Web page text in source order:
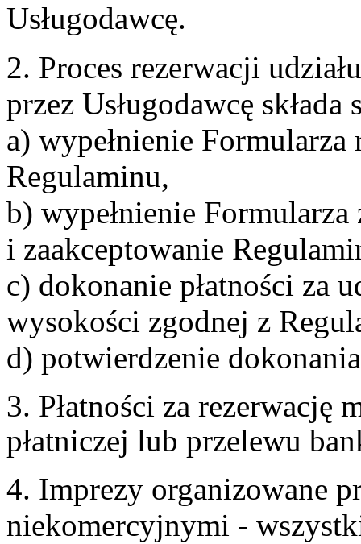
Usługodawcę.
2. Proces rezerwacji
przez Usługodawcę
a) wypełnienie
Regulaminu,
b) wypełnienie Formularza
i zaakceptowanie
c) dokonanie płatności za
wysokości zgodnej z
d) potwierdzenie
3. Płatności za rezerwację
płatniczej lub przelewu
4. Imprezy organizowane
niekomercyjnymi -